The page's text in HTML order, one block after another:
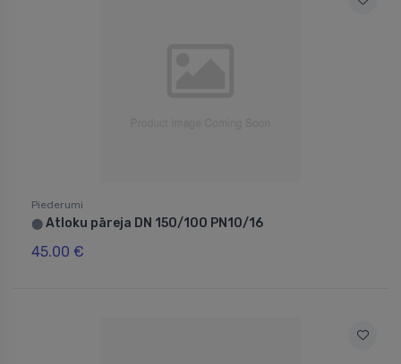
Piederumi
⬤ Atloku pāreja DN 150/100 PN10/16
45.00 €